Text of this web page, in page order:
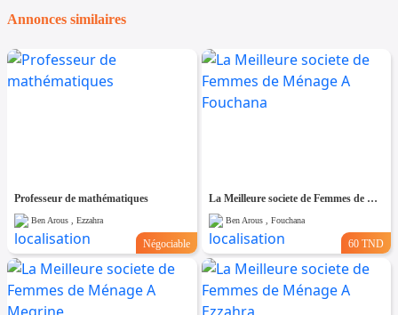
Annonces similaires
Professeur de mathématiques
Ben Arous , Ezzahra
Négociable
La Meilleure societe de Femmes de Ménage A Fouchana
Ben Arous , Fouchana
60 TND